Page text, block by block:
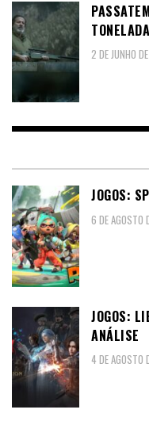
2 DE JUNHO
JOGOS:
6 DE AGOSTO
JOGOS:
ANÁLISE
4 DE AGOSTO